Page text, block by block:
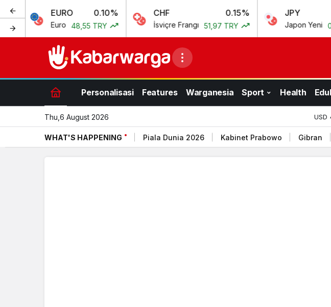
EURO 0.10%
Euro 48,55 TRY
CHF
İsviçre Frangı 51,97 TRY
JPY
Japon Yeni 0,00
Personalisasi Features Warganesia Sport Health
Thu,6 August 2026 USD
WHAT'S HAPPENING Piala Dunia 2026 Kabinet Prabowo Gibran